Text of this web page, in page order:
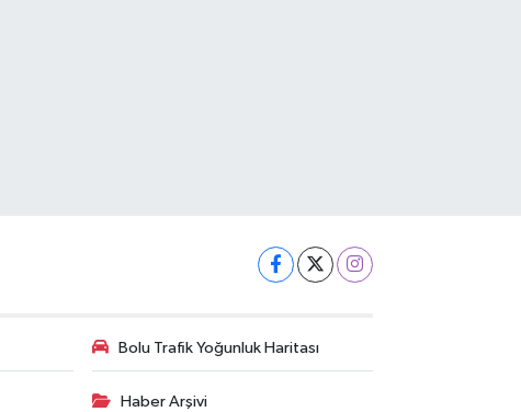
Bolu Trafik Yoğunluk Haritası
Haber Arşivi